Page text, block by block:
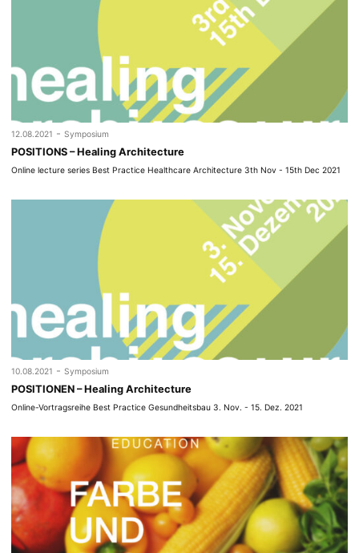
12.08.2021 - Symposium
POSITIONS – Healing Architecture
Online lecture series Best Practice Healthcare Architecture 3th Nov - 15th Dec 2021
10.08.2021 - Symposium
POSITIONEN – Healing Architecture
Online-Vortragsreihe Best Practice Gesundheitsbau 3. Nov. - 15. Dez. 2021